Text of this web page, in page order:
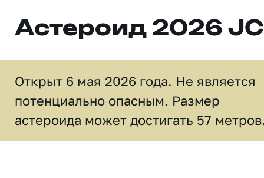
Астероид 2026 JC
Открыт 6 мая 2026 года. Не является
потенциально опасным. Размер
астероида может достигать 57